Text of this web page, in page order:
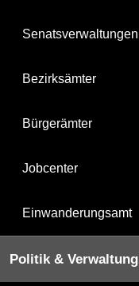
Senatsverwaltungen
Bezirksämter
Bürgerämter
Jobcenter
Einwanderungsamt
Politik & Verwaltung